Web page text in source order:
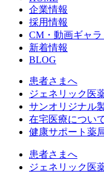
企業情報
採用情報
CM・動画ギャラ
新着情報
BLOG
患者さまへ
ジェネリック医
サンオリジナル
在宅医療につい
健康サポート薬
患者さまへ
ジェネリック医